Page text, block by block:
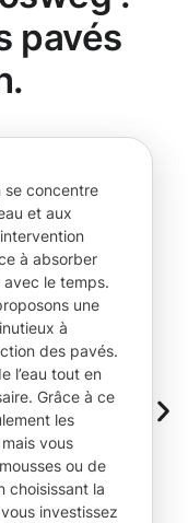
pavés
se concentre
et aux
à absorber
avec le temps.
une
à
des pavés.
l’eau tout en
Grâce à ce
les
vous
ou de
choisissant la
investissez